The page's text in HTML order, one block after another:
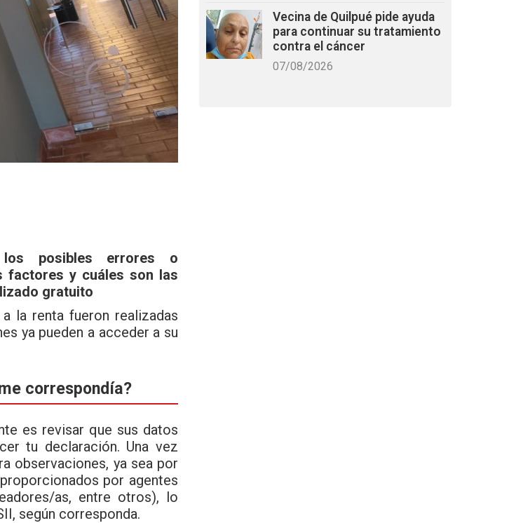
los posibles errores o
factores y cuáles son las
gratuito
la renta fueron realizadas
ya pueden a acceder a su
correspondía?
es revisar que sus datos
tu declaración. Una vez
observaciones, ya sea por
por agentes
as, entre otros), lo
según corresponda.
Vecina de Quilpué pide ayuda
para continuar su tratamiento
contra el cáncer
07/08/2026